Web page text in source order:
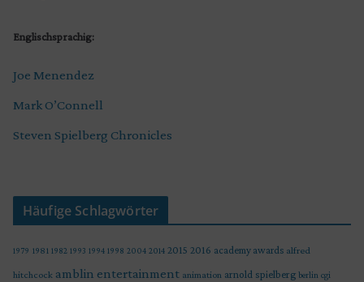
Englischsprachig:
Joe Menendez
Mark O’Connell
Steven Spielberg Chronicles
Häufige Schlagwörter
1979 1981 1982 1993 1994 1998 2004 2014 2015 2016 academy awards alfred
hitchcock amblin entertainment animation arnold spielberg berlin cgi